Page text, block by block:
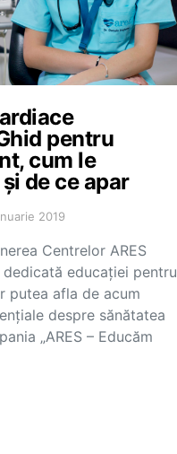
pentru
cum le
de ce apar
2019
Centrelor ARES
educației pentru
putea afla de acum
despre sănătatea
„ARES – Educăm